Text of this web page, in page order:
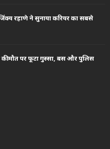
रहाणे ने सुनाया करियर का सबसे
की मौत पर फूटा गुस्सा, बस और पुलिस